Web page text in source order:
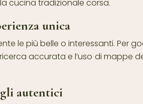
cucina tradizionale corsa.
unica
le più belle o interessanti. Per
accurata e l’uso di mappe
autentici